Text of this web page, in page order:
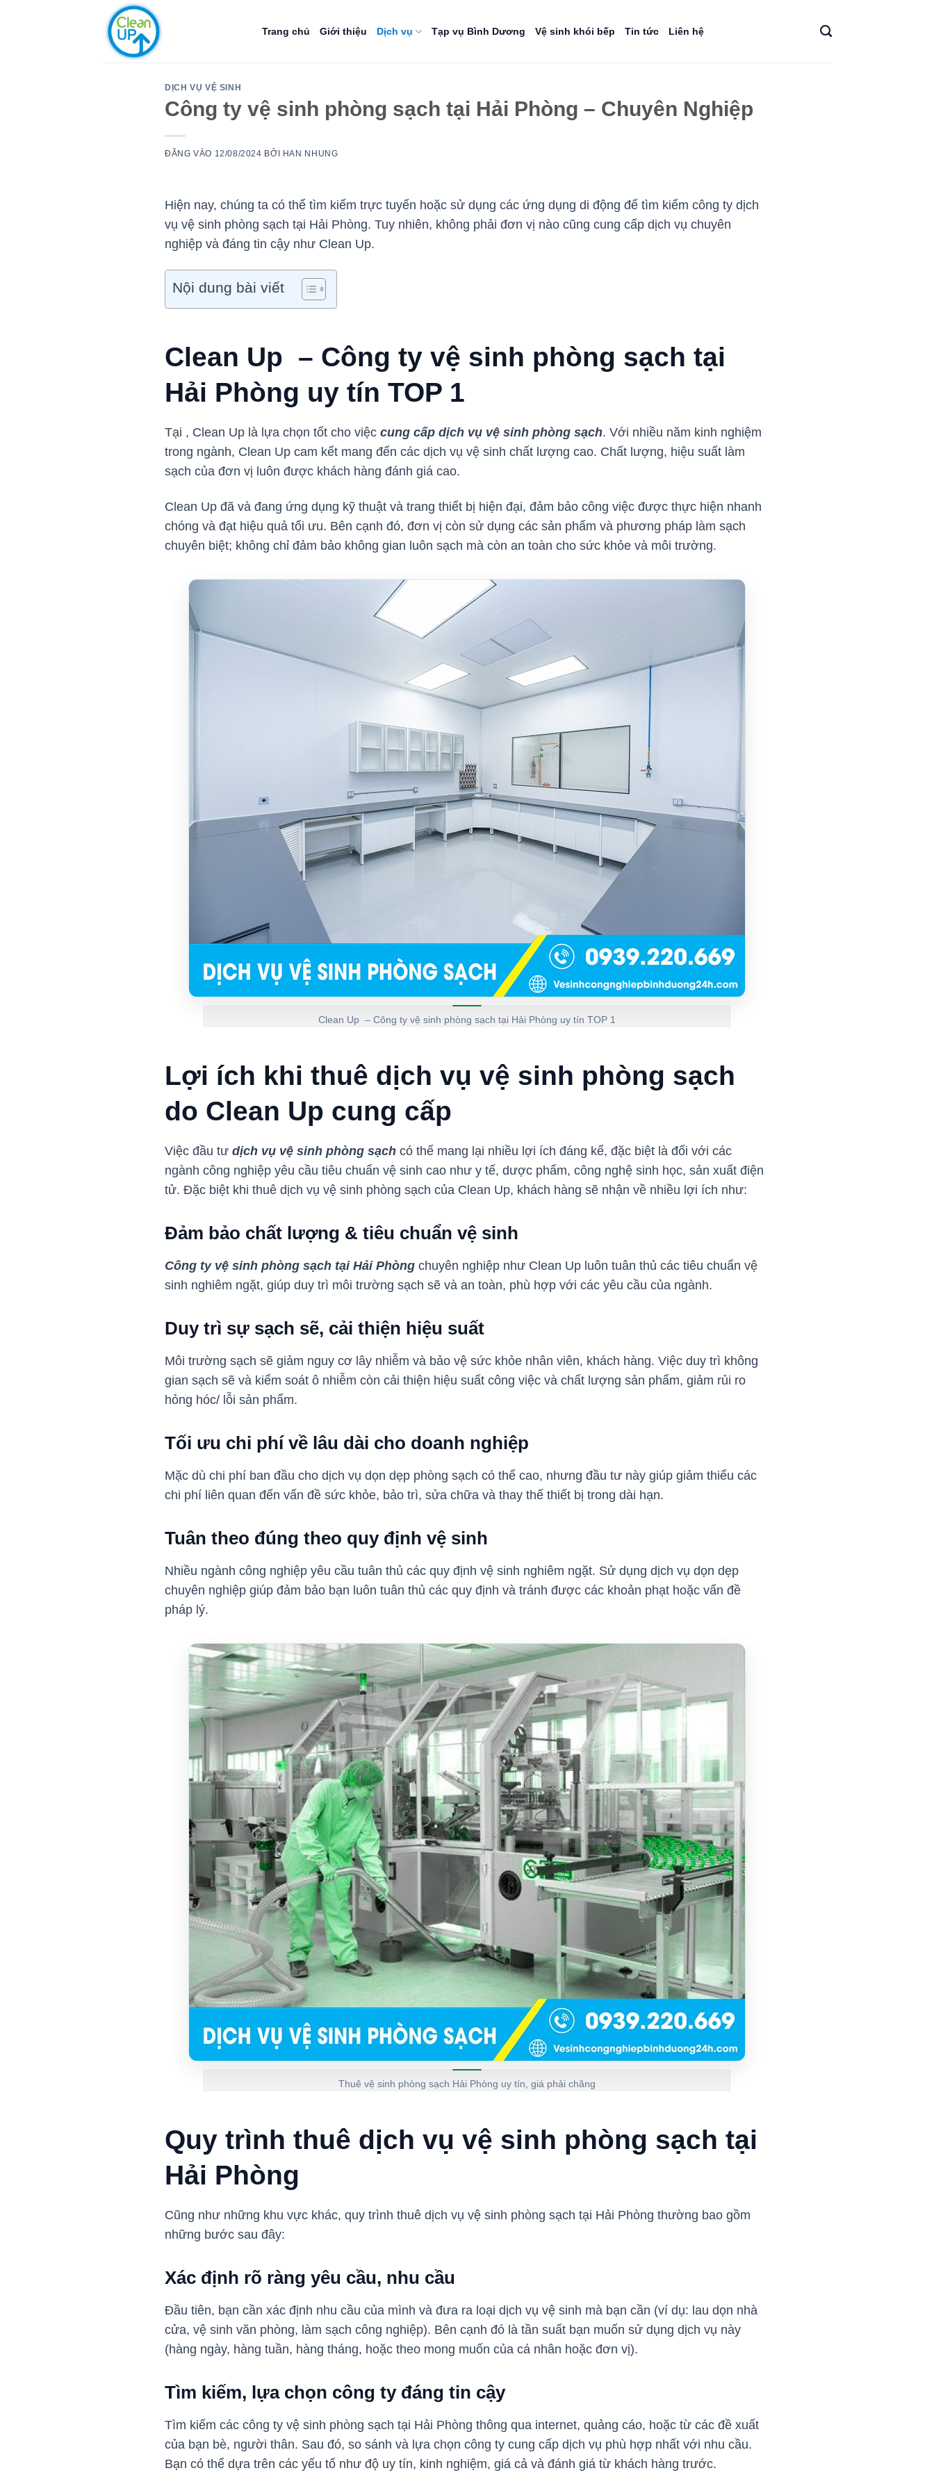
Trang chủ Giới thiệu Dịch vụ Tạp vụ Bình Dương Vệ sinh khói bếp Tin tức Liên hệ
DỊCH VỤ VỆ SINH
Công ty vệ sinh phòng sạch tại Hải Phòng – Chuyên Nghiệp
ĐĂNG VÀO 12/08/2024 BỞI HAN NHUNG
Hiện nay, chúng ta có thể tìm kiếm trực tuyến hoặc sử dụng các ứng dụng di động để tìm kiếm công ty dịch
vụ vệ sinh phòng sạch tại Hải Phòng. Tuy nhiên, không phải đơn vị nào cũng cung cấp dịch vụ chuyên
nghiệp và đáng tin cậy như Clean Up.
Nội dung bài viết
Clean Up – Công ty vệ sinh phòng sạch tại
Hải Phòng uy tín TOP 1
Tại , Clean Up là lựa chọn tốt cho việc cung cấp dịch vụ vệ sinh phòng sạch. Với nhiều năm kinh nghiệm
trong ngành, Clean Up cam kết mang đến các dịch vụ vệ sinh chất lượng cao. Chất lượng, hiệu suất làm
sạch của đơn vị luôn được khách hàng đánh giá cao.
Clean Up đã và đang ứng dụng kỹ thuật và trang thiết bị hiện đại, đảm bảo công việc được thực hiện nhanh
chóng và đạt hiệu quả tối ưu. Bên cạnh đó, đơn vị còn sử dụng các sản phẩm và phương pháp làm sạch
chuyên biệt; không chỉ đảm bảo không gian luôn sạch mà còn an toàn cho sức khỏe và môi trường.
Clean Up – Công ty vệ sinh phòng sạch tại Hải Phòng uy tín TOP 1
Lợi ích khi thuê dịch vụ vệ sinh phòng sạch
do Clean Up cung cấp
Việc đầu tư dịch vụ vệ sinh phòng sạch có thể mang lại nhiều lợi ích đáng kể, đặc biệt là đối với các
ngành công nghiệp yêu cầu tiêu chuẩn vệ sinh cao như y tế, dược phẩm, công nghệ sinh học, sản xuất điện
tử. Đặc biệt khi thuê dịch vụ vệ sinh phòng sạch của Clean Up, khách hàng sẽ nhận về nhiều lợi ích như:
Đảm bảo chất lượng & tiêu chuẩn vệ sinh
Công ty vệ sinh phòng sạch tại Hải Phòng chuyên nghiệp như Clean Up luôn tuân thủ các tiêu chuẩn vệ
sinh nghiêm ngặt, giúp duy trì môi trường sạch sẽ và an toàn, phù hợp với các yêu cầu của ngành.
Duy trì sự sạch sẽ, cải thiện hiệu suất
Môi trường sạch sẽ giảm nguy cơ lây nhiễm và bảo vệ sức khỏe nhân viên, khách hàng. Việc duy trì không
gian sạch sẽ và kiểm soát ô nhiễm còn cải thiện hiệu suất công việc và chất lượng sản phẩm, giảm rủi ro
hỏng hóc/ lỗi sản phẩm.
Tối ưu chi phí về lâu dài cho doanh nghiệp
Mặc dù chi phí ban đầu cho dịch vụ dọn dẹp phòng sạch có thể cao, nhưng đầu tư này giúp giảm thiểu các
chi phí liên quan đến vấn đề sức khỏe, bảo trì, sửa chữa và thay thế thiết bị trong dài hạn.
Tuân theo đúng theo quy định vệ sinh
Nhiều ngành công nghiệp yêu cầu tuân thủ các quy định vệ sinh nghiêm ngặt. Sử dụng dịch vụ dọn dẹp
chuyên nghiệp giúp đảm bảo bạn luôn tuân thủ các quy định và tránh được các khoản phạt hoặc vấn đề
pháp lý.
Thuê vệ sinh phòng sạch Hải Phòng uy tín, giá phải chăng
Quy trình thuê dịch vụ vệ sinh phòng sạch tại
Hải Phòng
Cũng như những khu vực khác, quy trình thuê dịch vụ vệ sinh phòng sạch tại Hải Phòng thường bao gồm
những bước sau đây:
Xác định rõ ràng yêu cầu, nhu cầu
Đầu tiên, bạn cần xác định nhu cầu của mình và đưa ra loại dịch vụ vệ sinh mà bạn cần (ví dụ: lau dọn nhà
cửa, vệ sinh văn phòng, làm sạch công nghiệp). Bên cạnh đó là tần suất bạn muốn sử dụng dịch vụ này
(hàng ngày, hàng tuần, hàng tháng, hoặc theo mong muốn của cá nhân hoặc đơn vị).
Tìm kiếm, lựa chọn công ty đáng tin cậy
Tìm kiếm các công ty vệ sinh phòng sạch tại Hải Phòng thông qua internet, quảng cáo, hoặc từ các đề xuất
của bạn bè, người thân. Sau đó, so sánh và lựa chọn công ty cung cấp dịch vụ phù hợp nhất với nhu cầu.
Bạn có thể dựa trên các yếu tố như độ uy tín, kinh nghiệm, giá cả và đánh giá từ khách hàng trước.